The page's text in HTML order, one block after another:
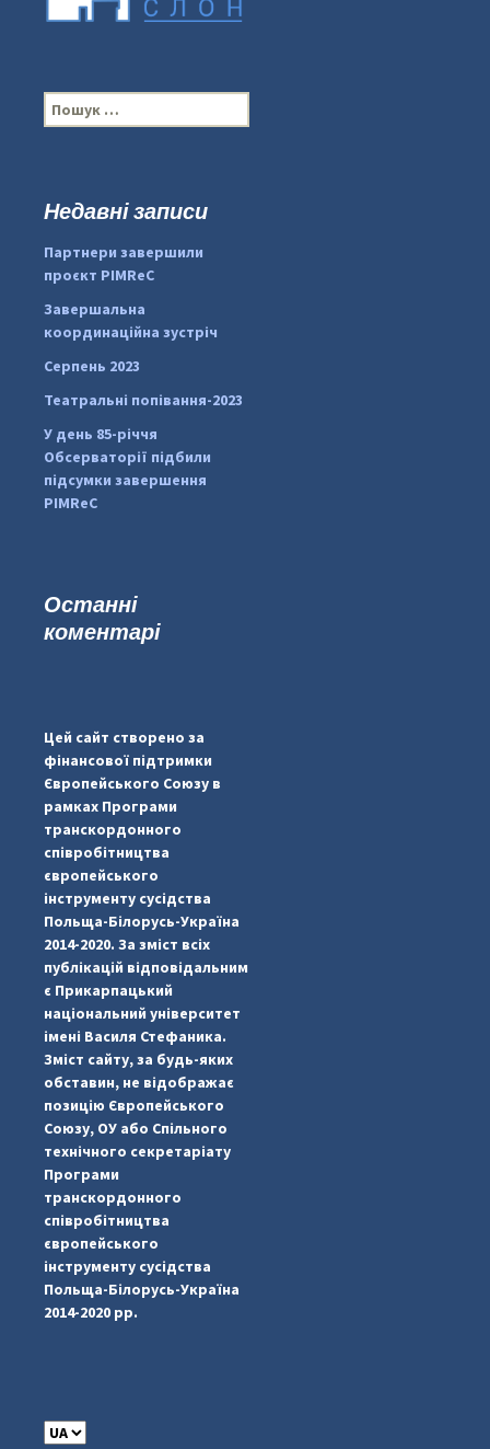
#PipIvanToday
pimrec_project
#PipIvanToday
П
о
:Недавні записи
Партнери завершили
проєкт PIMReC
Завершальна
координаційна зустріч
Серпень 2023
Театральні попівання-2023
У день 85-річчя
Обсерваторії підбили
підсумки завершення
PIMReC
Останні
коментарі
Цей сайт створено за
фінансової підтримки
Європейського Союзу в
рамках Програми
транскордонного
співробітництва
європейського
інструменту сусідства
Польща-Білорусь-Україна
2014-2020. За зміст всіх
публікацій відповідальним
є Прикарпацький
національний університет
імені Василя Стефаника.
Зміст сайту, за будь-яких
обставин, не відображає
позицію Європейського
Союзу, ОУ або Спільного
технічного секретаріату
Програми
транскордонного
співробітництва
європейського
інструменту сусідства
Польща-Білорусь-Україна
2014-2020 рр.
C